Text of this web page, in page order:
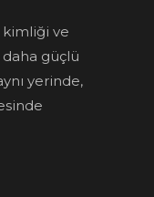
kimliği ve
daha güçlü
yerinde,